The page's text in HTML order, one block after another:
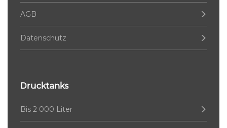
AGB
Datenschutz
Drucktanks
Bis 2 000 Liter